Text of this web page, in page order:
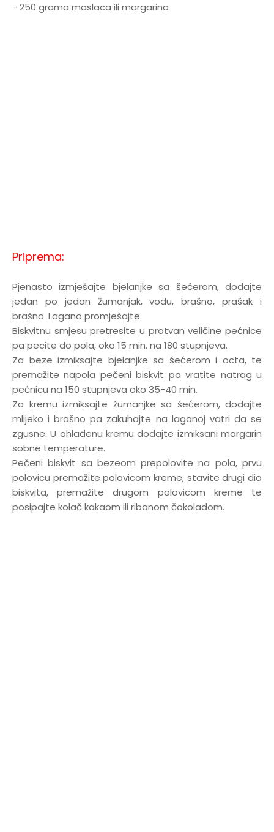
- 250 grama maslaca ili margarina
Priprema:
Pjenasto izmješajte bjelanjke sa šećerom, dodajte
jedan po jedan žumanjak, vodu, brašno, prašak i
brašno. Lagano promješajte.
Biskvitnu smjesu pretresite u protvan veličine pećnice
pa pecite do pola, oko 15 min. na 180 stupnjeva.
Za beze izmiksajte bjelanjke sa šećerom i octa, te
premažite napola pečeni biskvit pa vratite natrag u
pećnicu na 150 stupnjeva oko 35-40 min.
Za kremu izmiksajte žumanjke sa šećerom, dodajte
mlijeko i brašno pa zakuhajte na laganoj vatri da se
zgusne. U ohlađenu kremu dodajte izmiksani margarin
sobne temperature.
Pečeni biskvit sa bezeom prepolovite na pola, prvu
polovicu premažite polovicom kreme, stavite drugi dio
biskvita, premažite drugom polovicom kreme te
posipajte kolač kakaom ili ribanom čokoladom.